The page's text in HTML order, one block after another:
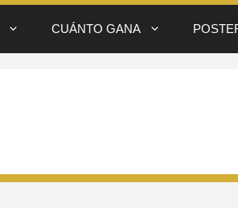
CUÁNTO GANA